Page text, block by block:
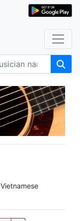
Vietnamese